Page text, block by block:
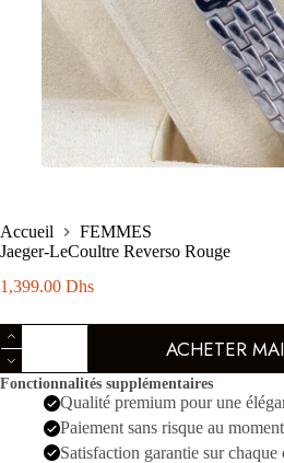
Accueil
FEMMES
Jaeger-LeCoultre Reverso Rouge
1,399.00 Dhs
quantité
de
Jaeger-
LeCoultre
Reverso
ACHETER
Fonctionnalités supplémentaires
Qualité premium pour une
Paiement sans risque au
Satisfaction garantie sur chaque